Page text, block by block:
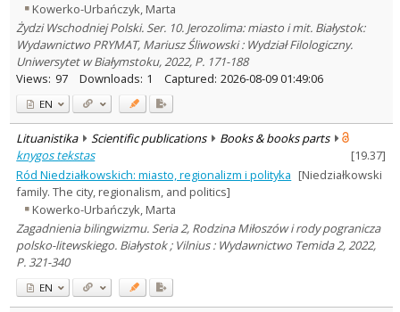
Historical periods
Lithuanian place names
Subject
Journal
Kowerko-Urbańczyk, Marta
Żydzi Wschodniej Polski. Ser. 10. ‬Jerozolima: miasto i mit. Białystok:
Wydawnictwo PRYMAT, Mariusz Śliwowski : Wydział Filologiczny.
Uniwersytet w Białymstoku, 2022, P. 171-188
Views: 97 Downloads: 1 Captured: 2026-08-09 01:49:06
EN
Lituanistika Scientific publications
Books & books parts
knygos tekstas
[19.37]
Ród Niedziałkowskich: miasto, regionalizm i polityka [Niedziałkowski
family. The city, regionalism, and politics]
Kowerko-Urbańczyk, Marta
Zagadnienia bilingwizmu. Seria 2, Rodzina Miłoszów i rody pogranicza
polsko-litewskiego. Białystok ; Vilnius : Wydawnictwo Temida 2, 2022,
P. 321-340
EN